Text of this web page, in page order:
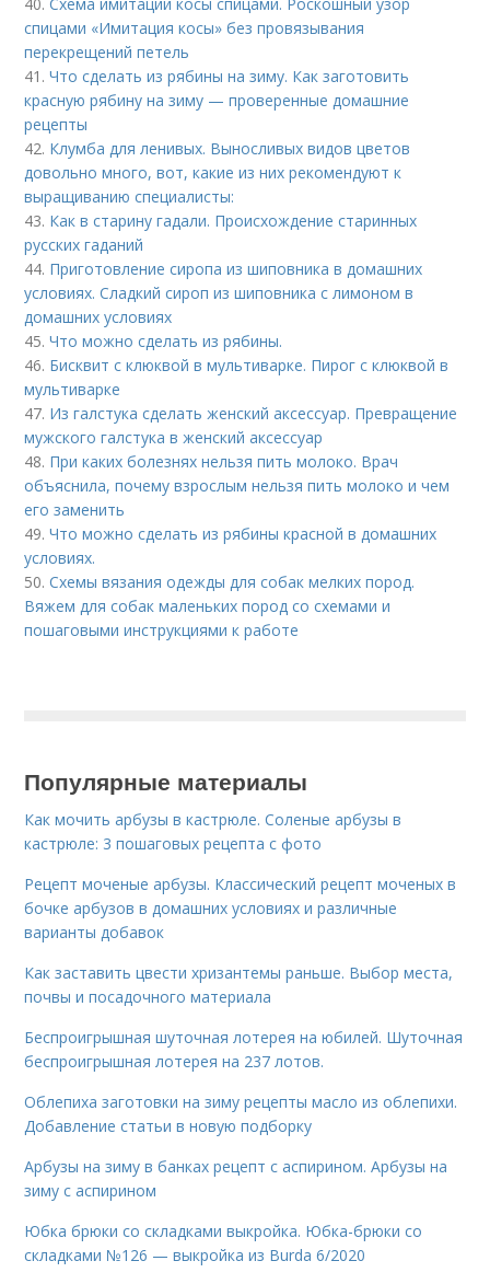
спицами «Имитация косы» без провязывания
перекрещений петель
41.Что сделать из рябины на зиму. Как заготовить
красную рябину на зиму — проверенные домашние
рецепты
42. Клумба для ленивых. Выносливых видов цветов
довольно много, вот, какие из них рекомендуют к
выращиванию специалисты:
43. Как в старину гадали. Происхождение старинных
русских гаданий
44. Приготовление сиропа из шиповника в домашних
условиях. Сладкий сироп из шиповника с лимоном в
домашних условиях
45.Что можно сделать из рябины.
46. Бисквит с клюквой в мультиварке. Пирог с клюквой в
мультиварке
47. Из галстука сделать женский аксессуар. Превращение
мужского галстука в женский аксессуар
48. При каких болезнях нельзя пить молоко. Врач
объяснила, почему взрослым нельзя пить молоко и чем
его заменить
49.Что можно сделать из рябины красной в домашних
условиях.
50.Схемы вязания одежды для собак мелких пород.
Вяжем для собак маленьких пород со схемами и
пошаговыми инструкциями к работе
Популярные материалы
Как мочить арбузы в кастрюле. Соленые арбузы в
кастрюле: 3 пошаговых рецепта с фото
Рецепт моченые арбузы. Классический рецепт моченых в
бочке арбузов в домашних условиях и различные
варианты добавок
Как заставить цвести хризантемы раньше. Выбор места,
почвы и посадочного материала
Беспроигрышная шуточная лотерея на юбилей. Шуточная
беспроигрышная лотерея на 237 лотов.
Облепиха заготовки на зиму рецепты масло из облепихи.
Добавление статьи в новую подборку
Арбузы на зиму в банках рецепт с аспирином. Арбузы на
зиму с аспирином
Юбка брюки со складками выкройка. Юбка-брюки со
складками №126 — выкройка из Burda 6/2020